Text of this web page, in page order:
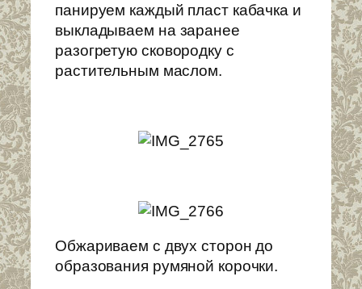
панируем каждый пласт кабачка и
выкладываем на заранее
разогретую сковородку с
растительным маслом.
Обжариваем с двух сторон до
образования румяной корочки.